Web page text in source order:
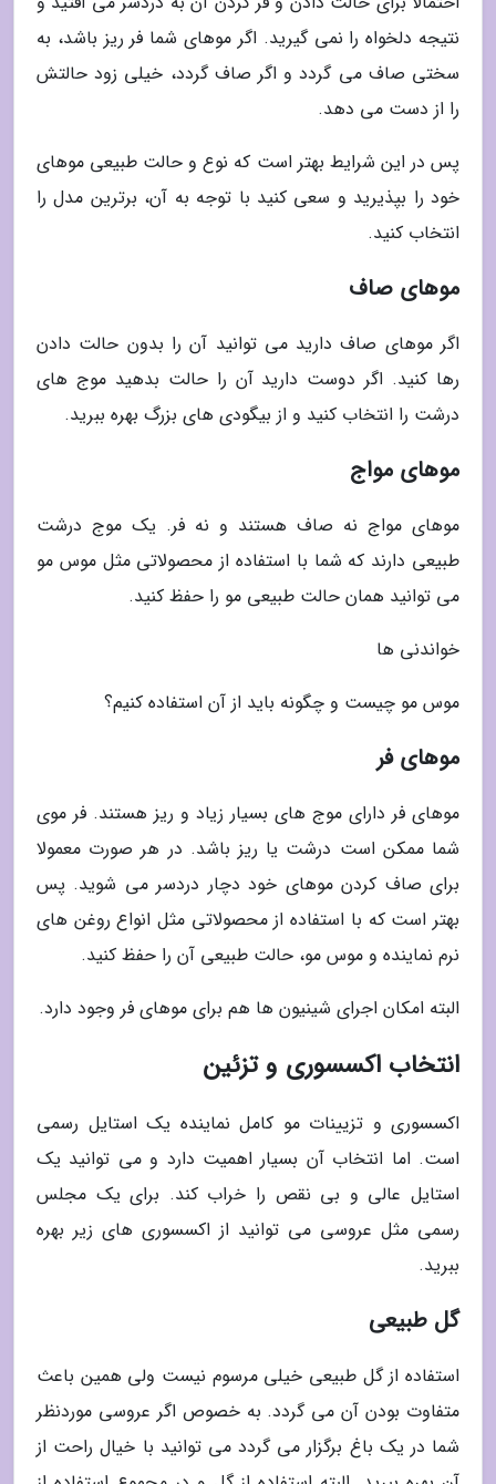
نتیجه دلخواه را نمی گیرید. اگر موهای شما فر ریز باشد، به
سختی صاف می گردد و اگر صاف گردد، خیلی زود حالتش
را از دست می دهد.
پس در این شرایط بهتر است که نوع و حالت طبیعی موهای
خود را بپذیرید و سعی کنید با توجه به آن، برترین مدل را
انتخاب کنید.
موهای صاف
اگر موهای صاف دارید می توانید آن را بدون حالت دادن
رها کنید. اگر دوست دارید آن را حالت بدهید موج های
درشت را انتخاب کنید و از بیگودی های بزرگ بهره ببرید.
موهای مواج
موهای مواج نه صاف هستند و نه فر. یک موج درشت
طبیعی دارند که شما با استفاده از محصولاتی مثل موس مو
می توانید همان حالت طبیعی مو را حفظ کنید.
خواندنی ها
موس مو چیست و چگونه باید از آن استفاده کنیم؟
موهای فر
موهای فر دارای موج های بسیار زیاد و ریز هستند. فر موی
شما ممکن است درشت یا ریز باشد. در هر صورت معمولا
برای صاف کردن موهای خود دچار دردسر می شوید. پس
بهتر است که با استفاده از محصولاتی مثل انواع روغن های
نرم نماینده و موس مو، حالت طبیعی آن را حفظ کنید.
البته امکان اجرای شینیون ها هم برای موهای فر وجود دارد.
انتخاب اکسسوری و تزئین
اکسسوری و تزیینات مو کامل نماینده یک استایل رسمی
است. اما انتخاب آن بسیار اهمیت دارد و می توانید یک
استایل عالی و بی نقص را خراب کند. برای یک مجلس
رسمی مثل عروسی می توانید از اکسسوری های زیر بهره
ببرید.
گل طبیعی
استفاده از گل طبیعی خیلی مرسوم نیست ولی همین باعث
متفاوت بودن آن می گردد. به خصوص اگر عروسی موردنظر
شما در یک باغ برگزار می گردد می توانید با خیال راحت از